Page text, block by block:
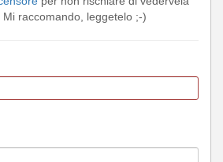
Mi raccomando, leggetelo ;-)